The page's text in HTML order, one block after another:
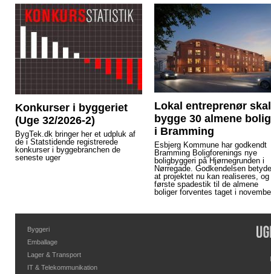
Konkurser i byggeriet
(Uge 32/2026-2)
BygTek.dk bringer her et udpluk af
de i Statstidende registrerede
konkurser i byggebranchen de
seneste uger
Lokal entreprenør skal
bygge 30 almene
i Bramming
Esbjerg Kommune har godkendt
Bramming Boligforenings nye
boligbyggeri på Hjørnegrunden i
Nørregade. Godkendelsen
at projektet nu kan realiseres, og
første spadestik til de almene
boliger forventes taget i
Byggeri
Emballage
Lager & Transport
IT & Telekommunikation